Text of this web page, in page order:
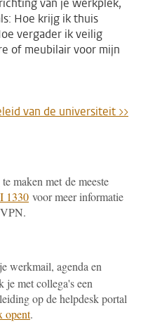
van je werkplek,
Hoe krijg ik thuis
vergader ik veilig
of meubilair voor mijn
van de universiteit >>
maken met de meeste
1330 voor meer informatie
werkmail, agenda en
met collega's een
op de helpdesk portal
opent.